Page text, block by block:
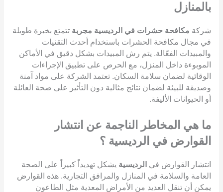
بالمنازل
شركة مكافحة حشرات في الرديسية مجربة تتمتع بخبرة طويلة
في مجال مكافحة الحشرات باستخدام أحدث التقنيات
والمبيدات الفعّالة. يتم رش المبيدات بشكل دقيق في الأماكن
الموبوءة داخل المنزل، مع الحرص على تطبيق الإجراءات
الوقائية لضمان سلامة السكان. تعتمد الشركة على مواد آمنة
وصديقة للبيئة لضمان نتائج مثالية دون التأثير على صحة العائلة
أو الحيوانات الأليفة.
ما هي المخاطر الناجمة عن انتشار
القوارض في الرديسية ؟
انتشار القوارض في الرديسية يشكل تهديداً كبيراً على الصحة
العامة والسلامة في المنازل والمرافق التجارية. هذه القوارض
يمكن أن تنقل العديد من الأمراض المعدية مثل الطاعون